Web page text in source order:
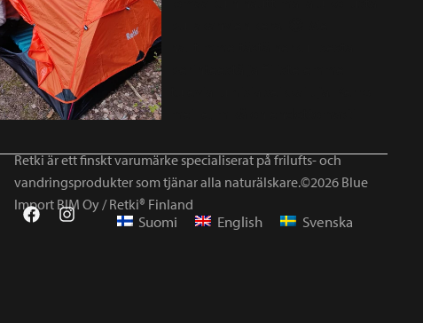
Retki är ett finskt varumärke specialiserat på frilufts- och
vandringsprodukter som tjänar alla naturälskare.©2026 Blue
Import BIM Oy / Retki® Finland
Suomi English Svenska